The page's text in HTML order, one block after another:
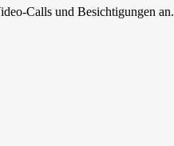
Calls und Besichtigungen an.